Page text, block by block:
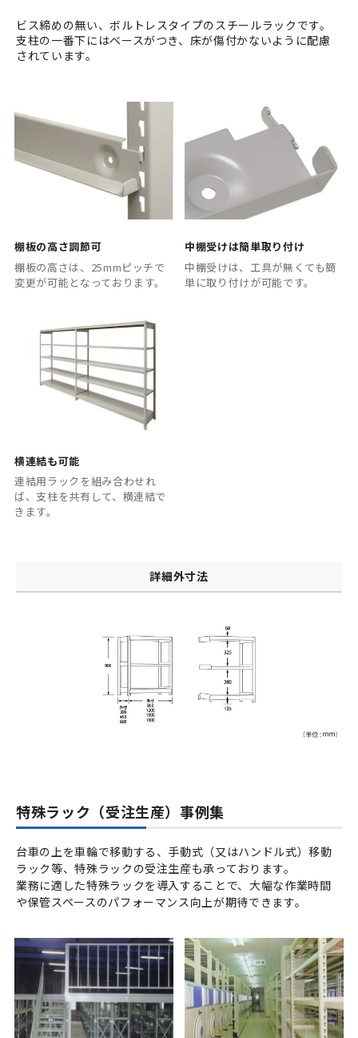
ビス締めの無い、ボルトレスタイプのスチールラックです。
支柱の一番下にはベースがつき、床が傷付かないように配慮
されています。
棚板の高さ調節可
棚板の高さは、25mmピッチで
変更が可能となっております。
中棚受けは簡単取り付け
中棚受けは、工具が無くても簡
単に取り付けが可能です。
横連結も可能
連結用ラックを組み合わせれ
ば、支柱を共有して、横連結で
きます。
詳細外寸法
特殊ラック（受注生産）事例集
台車の上を車輪で移動する、手動式（又はハンドル式）移動
ラック等、特殊ラックの受注生産も承っております。
業務に適した特殊ラックを導入することで、大幅な作業時間
や保管スペースのパフォーマンス向上が期待できます。